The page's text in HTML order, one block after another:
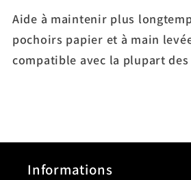
Aide à maintenir plus
pochoirs papier et à main
compatible avec la plupart
Informations